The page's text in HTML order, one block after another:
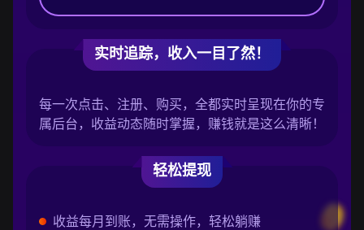
实时追踪，收入一目了然！
每一次点击、注册、购买，全都实时呈现在你的专
属后台，收益动态随时掌握，赚钱就是这么清晰！
轻松提现
收益每月到账，无需操作，轻松躺赚